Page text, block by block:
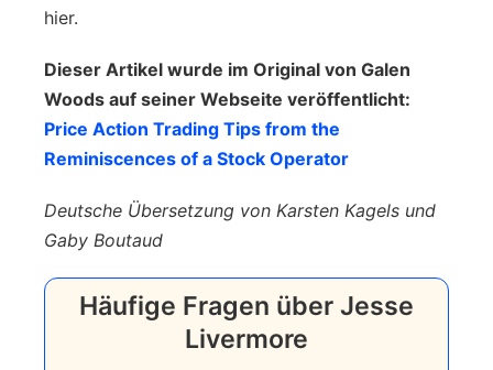
hier.
Dieser Artikel wurde im Original von Galen
Woods auf seiner Webseite veröffentlicht:
Price Action Trading Tips from the
Reminiscences of a Stock Operator
Deutsche Übersetzung von Karsten Kagels und
Gaby Boutaud
Häufige Fragen über Jesse
Livermore